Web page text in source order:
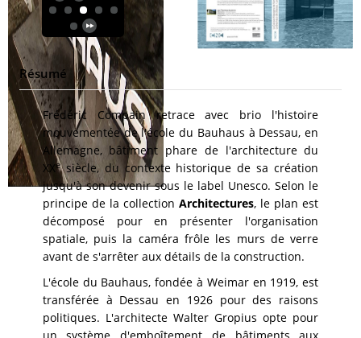
Résumé
Frédéric Compain retrace avec brio l'histoire
mouvementée de l'école du Bauhaus à Dessau, en
Allemagne, bâtiment phare de l'architecture du
XXesiècle, du contexte historique de sa création
jusqu'à son devenir sous le label Unesco. Selon le
principe de la collectionArchitectures, le plan est
décomposé pour en présenter l'organisation
spatiale, puis la caméra frôle les murs de verre
avant de s'arrêter aux détails de la construction.
L'école du Bauhaus, fondée à Weimar en 1919, est
transférée à Dessau en 1926 pour des raisons
politiques. L'architecte Walter Gropius opte pour